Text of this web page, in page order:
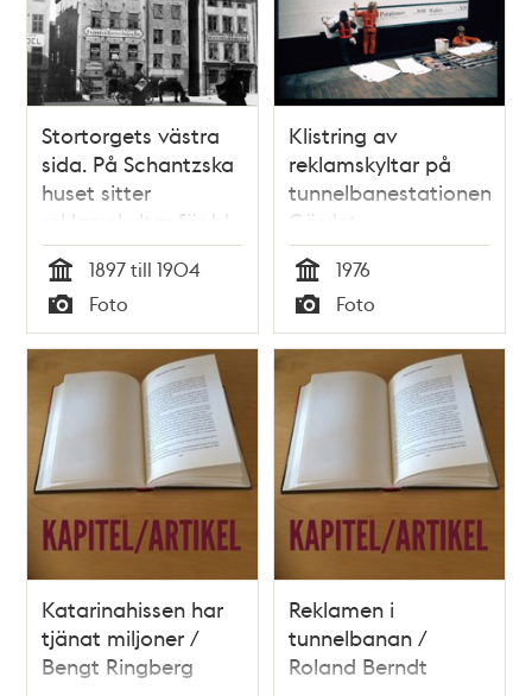
Stortorgets västra
sida. På Schantzska
huset sitter
reklamskyltar för bl.
a. Sophie
Engstrands Pappers
& Kontorsboksaffär
Tid
1897 till 1904
Typ
Foto
Klistring av
reklamskyltar på
tunnelbanestationen
Gärdet
Tid
1976
Typ
Foto
Katarinahissen har
tjänat miljoner /
Bengt Ringberg
Reklamen i
tunnelbanan /
Roland Berndt